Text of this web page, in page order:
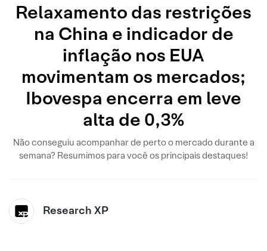
Relaxamento das restrições
na China e indicador de
inflação nos EUA
movimentam os mercados;
Ibovespa encerra em leve
alta de 0,3%
Não conseguiu acompanhar de perto o mercado durante a
semana? Resumimos para você os principais destaques!
Research XP